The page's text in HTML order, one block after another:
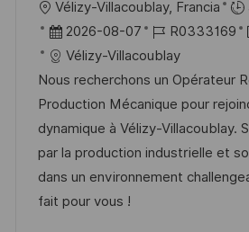
c
a
ó
U
b
c
a
c
i
ó
n
Vélizy-Villacoublay, Francia
F
e
c
h
a
d
e
p
2026-08-07
I
D
d
e
e
m
p
R0333169
Vélizy-Villacoublay
Nous recherchons un Opérateur
Production Mécanique pour
dynamique à Vélizy-Villacoublay.
par la production industrielle et
dans un environnement
fait pour vous !